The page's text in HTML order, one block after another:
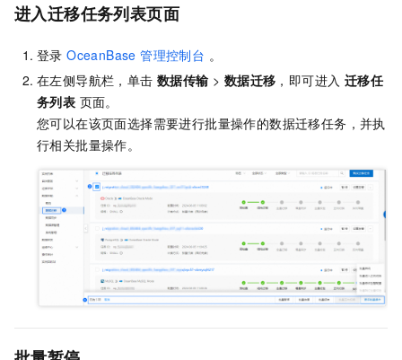
进入迁移任务列表页面
登录OceanBase 管理控制台 。
在左侧导航栏，单击 数据传输 > 数据迁移 ，即可进入 迁移任
务列表 页面。
您可以在该页面选择需要进行批量操作的数据迁移任务，并执
行相关批量操作。